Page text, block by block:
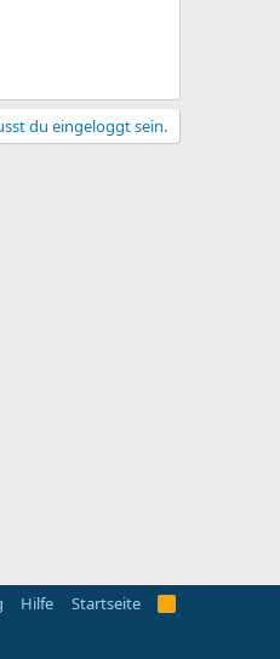
du eingeloggt sein.
Hilfe Startseite
R